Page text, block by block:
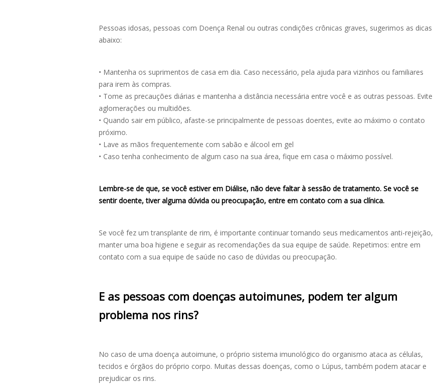
Pessoas idosas, pessoas com Doença Renal ou outras condições crônicas graves, sugerimos as dicas
abaixo:
• Mantenha os suprimentos de casa em dia. Caso necessário, pela ajuda para vizinhos ou familiares
para irem às compras.
• Tome as precauções diárias e mantenha a distância necessária entre você e as outras pessoas. Evite
aglomerações ou multidões.
• Quando sair em público, afaste-se principalmente de pessoas doentes, evite ao máximo o contato
próximo.
• Lave as mãos frequentemente com sabão e álcool em gel
• Caso tenha conhecimento de algum caso na sua área, fique em casa o máximo possível.
Lembre-se de que, se você estiver em Diálise, não deve faltar à sessão de tratamento. Se você se
sentir doente, tiver alguma dúvida ou preocupação, entre em contato com a sua clínica.
Se você fez um transplante de rim, é importante continuar tomando seus medicamentos anti-rejeição,
manter uma boa higiene e seguir as recomendações da sua equipe de saúde. Repetimos: entre em
contato com a sua equipe de saúde no caso de dúvidas ou preocupação.
E as pessoas com doenças autoimunes, podem ter algum
problema nos rins?
No caso de uma doença autoimune, o próprio sistema imunológico do organismo ataca as células,
tecidos e órgãos do próprio corpo. Muitas dessas doenças, como o Lúpus, também podem atacar e
prejudicar os rins.